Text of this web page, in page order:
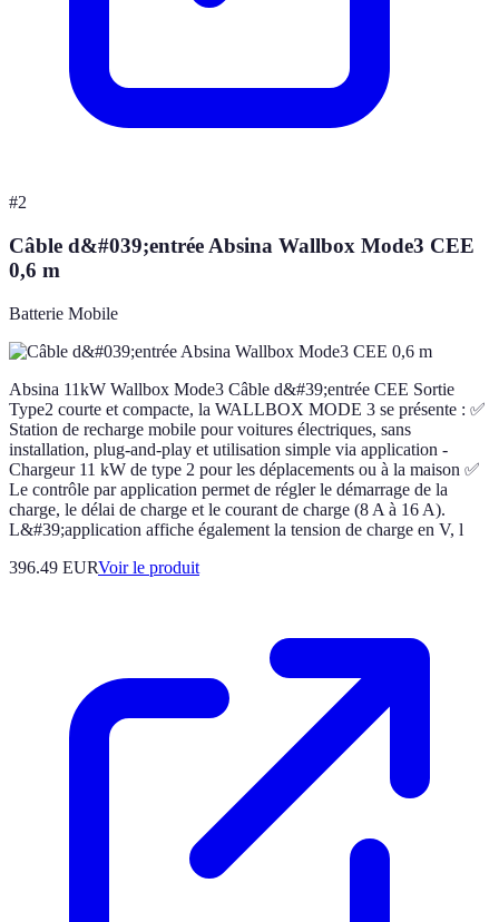
#2
Câble d&#039;entrée Absina Wallbox Mode3 CEE
0,6 m
Batterie Mobile
Absina 11kW Wallbox Mode3 Câble d&#39;entrée CEE Sortie
Type2 courte et compacte, la WALLBOX MODE 3 se présente : ✅
Station de recharge mobile pour voitures électriques, sans
installation, plug-and-play et utilisation simple via application -
Chargeur 11 kW de type 2 pour les déplacements ou à la maison ✅
Le contrôle par application permet de régler le démarrage de la
charge, le délai de charge et le courant de charge (8 A à 16 A).
L&#39;application affiche également la tension de charge en V, l
396.49 EURVoir le produit